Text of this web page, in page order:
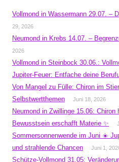
Vollmond in Wassermann 29.07. –
29, 2026
Neumond in Krebs 14.07. –
2026
Vollmond in Steinbock 30.06.:
Jupiter-Feuer: Entfache deine
Von Mangel zu Fülle: Chiron im
Selbstwertthemen
Juni 18, 2026
Neumond in Zwillinge 15.06:
Bewusstsein erschafft Materie ✨
Sommersonnenwende im Juni ☀️
und strahlende Chancen
Juni 1,
Schütze-Vollmond 31.05: